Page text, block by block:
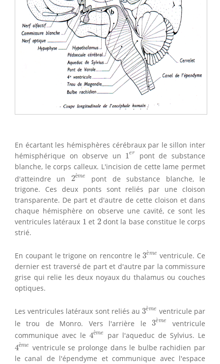
En écartant les hémisphères cérébraux par le sillon inter
hémisphérique on observe un 1er
1e pont de substance
blanche, le corps calleux. L'incision de cette lame permet
d'atteindre un 2ème
2ème
pont de substance blanche, le
trigone. Ces deux ponts sont reliés par une cloison
transparente. De part et d'autre de cette cloison et dans
chaque hémisphère on observe une cavité, ce sont les
ventricules latéraux 1
1 et 2
2dont la base constitue le corps
strié.
En coupant le trigone on rencontre le3ème
3èm
ventricule. Ce
dernier est traversé de part et d'autre par la commissure
grise qui relie les deux noyaux du thalamus ou couches
optiques.
Les ventricules latéraux sont reliés au3ème
3èm
ventricule par
le trou de Monro. Vers l'arrière le3ème
3ème
ventricule
communique avec le 4ème
4èm e
par l'aqueduc de Sylvius. Le
4ème
4ème
ventricule se prolonge dans le bulbe rachidien par
le canal de l'épendyme et communique avec l'espace